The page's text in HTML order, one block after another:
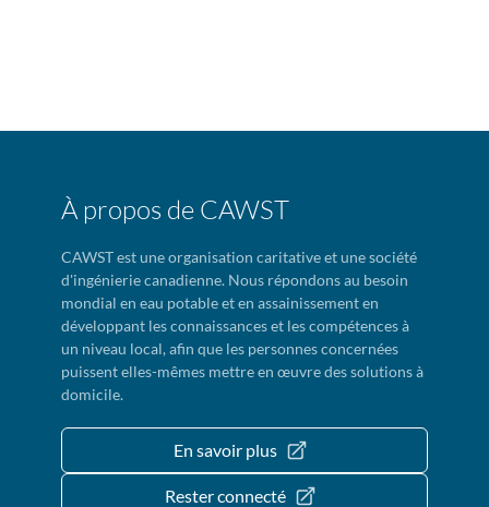
À propos de CAWST
CAWST est une organisation caritative et une société
d'ingénierie canadienne. Nous répondons au besoin
mondial en eau potable et en assainissement en
développant les connaissances et les compétences à
un niveau local, afin que les personnes concernées
puissent elles-mêmes mettre en œuvre des solutions à
domicile.
En savoir plus
Rester connecté